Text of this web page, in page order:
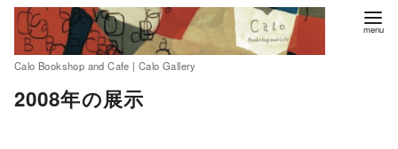
Calo Bookshop and Cafe | Calo Gallery
2008年の展示